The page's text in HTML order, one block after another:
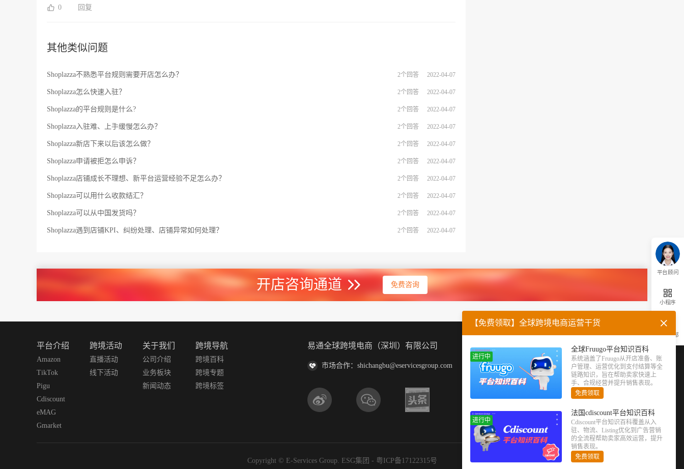
会。
0 回复
其他类似问题
Shoplazza不熟悉平台规则需要开店怎么办？ 2个回答 2022-04-07
Shoplazza怎么快速入驻？ 2个回答 2022-04-07
Shoplazza的平台规则是什么? 2个回答 2022-04-07
Shoplazza入驻难、上手缓慢怎么办？ 2个回答 2022-04-07
Shoplazza新店下来以后该怎么做？ 2个回答 2022-04-07
Shoplazza申请被拒怎么申诉？ 2个回答 2022-04-07
Shoplazza店铺成长不理想、新平台运营经验不足怎么办？ 2个回答 2022-04-07
Shoplazza可以用什么收款结汇？ 2个回答 2022-04-07
Shoplazza可以从中国发货吗？ 2个回答 2022-04-07
Shoplazza遇到店铺KPI、纠纷处理、店铺异常如何处理？ 2个回答 2022-04-07
开店咨询通道 免费咨询
平台顾问
小程序
返回顶部
平台介绍
Amazon
TikTok
Pigu
Cdiscount
eMAG
Gmarket
跨境活动
直播活动
线下活动
关于我们
公司介绍
业务板块
新闻动态
跨境导航
跨境百科
跨境专题
跨境标签
易通全球跨境电商（深圳）有限公司
市场合作：shichangbu@eservicesgroup.com
企业微信 官方公众号
Copyright © E-Services Group. ESG集团 - 粤ICP备17122315号
【免费领取】全球跨境电商运营干货
进行中
全球Fruugo平台知识百科
系统涵盖了Fruugo从开店准备、账
户管理、运营优化到支付结算等全
链路知识，旨在帮助卖家快速上
手、合规经营并提升销售表现。
免费领取
进行中
法国cdiscount平台知识百科
Cdiscount平台知识百科覆盖从入
驻、物流、Listing优化到广告营销
的全流程帮助卖家高效运营，提升
销售表现。
免费领取